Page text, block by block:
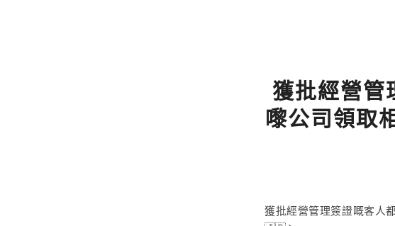
獲批經營管
嚟公司領取
獲批經營管理簽證嘅客人